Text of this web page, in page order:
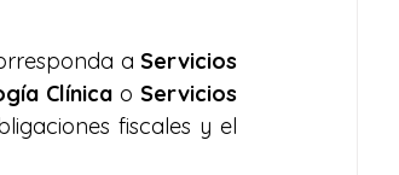
a Servicios
Clínica o Servicios
fiscales y el